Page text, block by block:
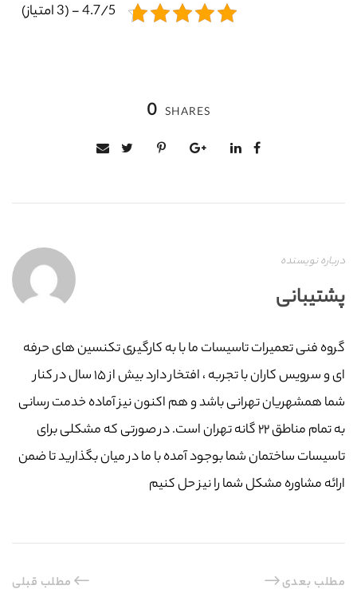
4.7/5 - (3 امتیاز)
0 SHARES
درباره نویسنده
پشتیبانی
گروه فنی تعمیرات تاسیسات ما با به‌ کارگیری تکنسین های حرفه
ای و سرویس کاران با تجربه ، افتخار دارد بیش از ۱۵ سال در کنار
شما همشهریان تهرانی باشد و هم اکنون نیز آماده خدمت رسانی
به تمام مناطق ۲۲ گانه تهران است. در صورتی که مشکلی برای
تاسیسات ساختمان شما بوجود آمده با ما در میان بگذارید تا ضمن
ارائه مشاوره مشکل شما را نیز حل کنیم
مطلب قبلی مطلب بعدی